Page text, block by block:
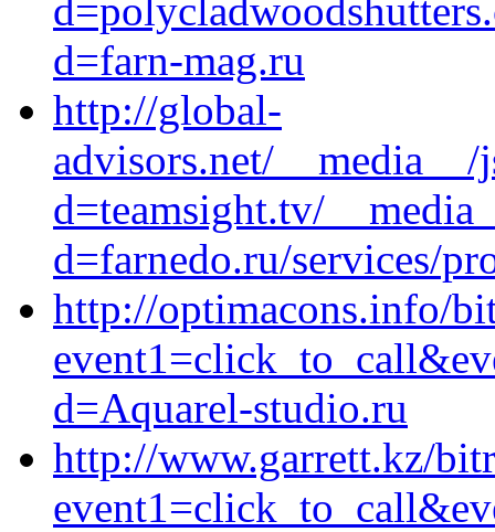
d=farn-mag.ru
http://global-
advisors.net/
d=teamsight.tv/
d=farnedo.ru/services/
http://optimacons.info/
d=Aquarel-studio.ru
http://www.garrett.kz/